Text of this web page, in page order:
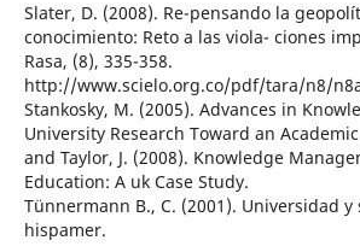
Slater, D. (2008). Re-pensando la
conocimiento: Reto a las viola- ciones
Rasa, (8), 335-358.
http://www.scielo.org.co/pdf/tara/n8/
Stankosky, M. (2005). Advances in
University Research Toward an
and Taylor, J. (2008). Knowledge
Education: A uk Case Study.
Tünnermann B., C. (2001). Universidad y
hispamer.